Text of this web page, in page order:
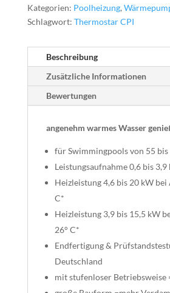
Kategorien: Poolheizung,
Schlagwort: Thermostar CPI
Beschreibung
Zusätzliche Informationen
Bewertungen
angenehm warmes Wasser
für Swimmingpools von 55 bis
Leistungsaufnahme 0,6 bis
Heizleistung 4,6 bis 20 kW bei
C*
Heizleistung 3,9 bis 15,5 kW
26° C*
Endfertigung &
Deutschland
mit stufenloser Betriebsweise